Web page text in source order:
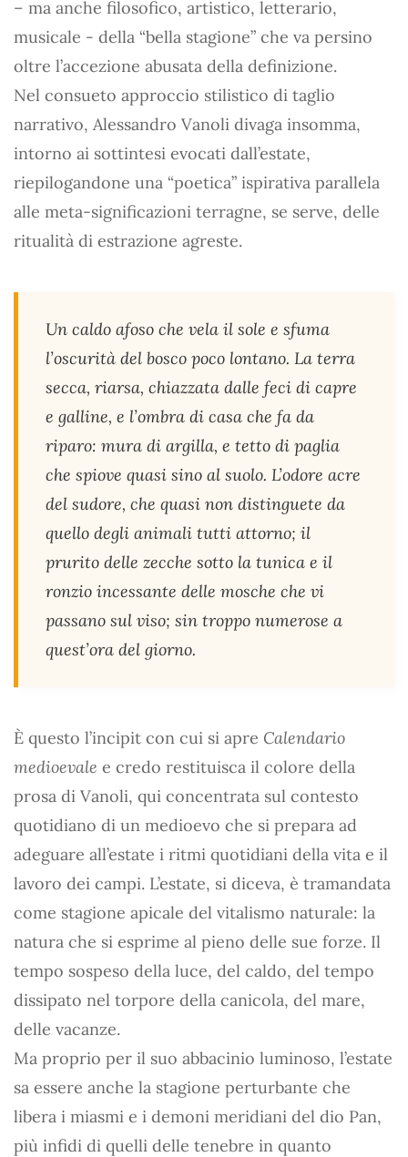
– ma anche filosofico, artistico, letterario,
musicale - della “bella stagione” che va persino
oltre l’accezione abusata della definizione.
Nel consueto approccio stilistico di taglio
narrativo, Alessandro Vanoli divaga insomma,
intorno ai sottintesi evocati dall’estate,
riepilogandone una “poetica” ispirativa parallela
alle meta-significazioni terragne, se serve, delle
ritualità di estrazione agreste.
Un caldo afoso che vela il sole e sfuma
l’oscurità del bosco poco lontano. La terra
secca, riarsa, chiazzata dalle feci di capre
e galline, e l’ombra di casa che fa da
riparo: mura di argilla, e tetto di paglia
che spiove quasi sino al suolo. L’odore acre
del sudore, che quasi non distinguete da
quello degli animali tutti attorno; il
prurito delle zecche sotto la tunica e il
ronzio incessante delle mosche che vi
passano sul viso; sin troppo numerose a
quest’ora del giorno.
È questo l’incipit con cui si apre Calendario
medioevale e credo restituisca il colore della
prosa di Vanoli, qui concentrata sul contesto
quotidiano di un medioevo che si prepara ad
adeguare all’estate i ritmi quotidiani della vita e il
lavoro dei campi. L’estate, si diceva, è tramandata
come stagione apicale del vitalismo naturale: la
natura che si esprime al pieno delle sue forze. Il
tempo sospeso della luce, del caldo, del tempo
dissipato nel torpore della canicola, del mare,
delle vacanze.
Ma proprio per il suo abbacinio luminoso, l’estate
sa essere anche la stagione perturbante che
libera i miasmi e i demoni meridiani del dio Pan,
più infidi di quelli delle tenebre in quanto